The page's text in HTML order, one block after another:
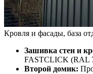
Кровля и фасады, база
Зашивка стен и
FASTCLICK (RAL
Второй домик: